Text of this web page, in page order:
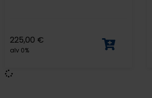
225,00 €
alv 0%